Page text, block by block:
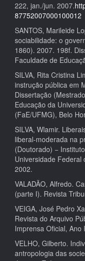
222, jan./jun. 2007.
87752007000100012
SANTOS, Marileide
sociabilidade: o
1860). 2007. 198f.
Faculdade de
SILVA, Rita Cristina
instrução pública em
Dissertação
Educação da
(FaE/UFMG), Belo
SILVA, Wlamir.
liberal-moderada na
(Doutorado) −
Universidade Federal
2002.
VALADÃO, Alfredo.
(parte I). Revista
VEIGA, José Pedro
Revista do Arquivo
Imprensa Oficial,
VELHO, Gilberto.
antropologia das